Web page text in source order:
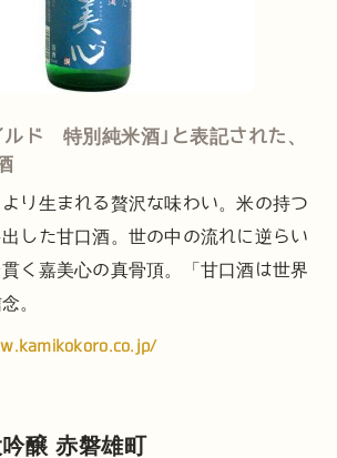
ルド 特別純米酒｣と表記された、
り生まれる贅沢な味わい。米の持つ
した甘口酒。世の中の流れに逆らい
く嘉美心の真骨頂。「甘口酒は世界
。
醸 赤磐雄町